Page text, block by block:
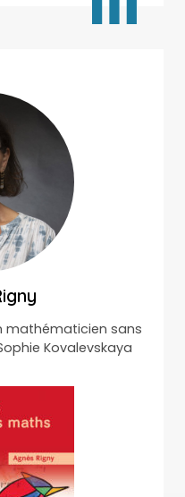
mathématicien sans
Kovalevskaya